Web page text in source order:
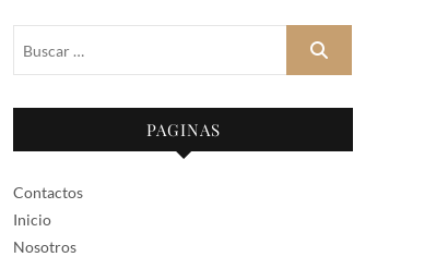
Buscar
PAGINAS
Contactos
Inicio
Nosotros